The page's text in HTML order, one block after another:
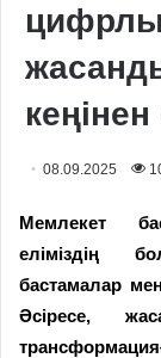
кеңінен
08.09.2025
Мемлекет
еліміздің
бастамалар
Әсіресе,